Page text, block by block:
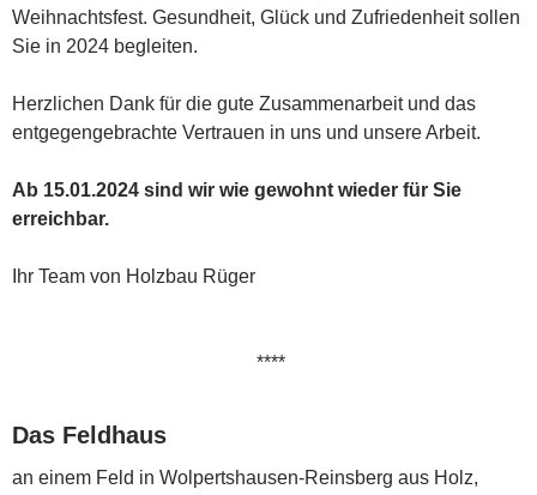
Weihnachtsfest. Gesundheit, Glück und Zufriedenheit sollen
Sie in 2024 begleiten.
Herzlichen Dank für die gute Zusammenarbeit und das
entgegengebrachte Vertrauen in uns und unsere Arbeit.
Ab 15.01.2024 sind wir wie gewohnt wieder für Sie
erreichbar.
Ihr Team von Holzbau Rüger
****
Das Feldhaus
an einem Feld in Wolpertshausen-Reinsberg aus Holz,